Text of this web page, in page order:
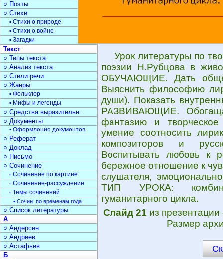
Урок литературы по
поэзии Н.Рубцова в
ОБУЧАЮЩИЕ. Дать
Выяснить философию
души). Показать
РАЗВИВАЮЩИЕ.
фантазию и
умение соотносить
композиторов и
Воспитывать любовь к
бережное отношение к
слушателя,
ТИП УРОКА:
гуманитарного цикла.
Слайд 21 из презентации
Размер
○ Поэты
○ Стихи
▫ Стихи о природе
▫ Стихи о войне
▫ Загадки
Текст
○ Типы текста
○ Анализ текста
○ Стили речи
○ Жанры
▫ Фольклор
▫ Мифы и легенды
○ Средства выразительн.
○ Документы
▫ Оформление документов
○ Реферат
○ Доклад
○ Письмо
○ Сочинение
▫ Сочинение по картине
▫ Сочинение-рассуждение
▫ Темы сочинений
• Сочин. по временам года
○ Список литературы
А
○ Андерсен
○ Андреев
○ Астафьев
Б